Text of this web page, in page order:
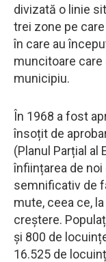
divizată o linie
trei zone pe
în care au
muncitoare
municipiu.
În 1968 a fost
însoțit de
(Planul Parțial al
înființarea de
semnificativ de
mute, ceea ce,
creștere.
și 800 de
16.525 de